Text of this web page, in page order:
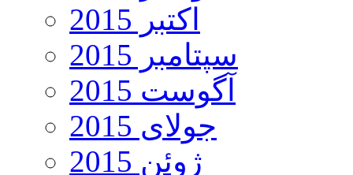
اکتبر 2015
سپتامبر 2015
آگوست 2015
جولای 2015
ژوئن 2015